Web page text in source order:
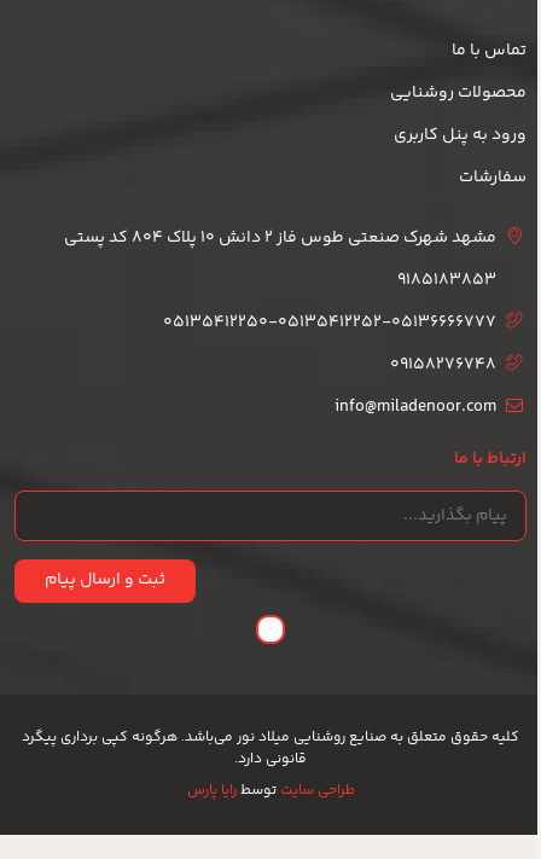
تماس با ما
محصولات روشنایی
ورود به پنل کاربری
سفارشات
مشهد شهرک صنعتی طوس فاز 2 دانش 10 پلاک 804 کد پستی
9185183853
05135412250-05135412252-05136666777
09158276748
info@miladenoor.com
ارتباط با ما
ثبت و ارسال پیام
کلیه حقوق متعلق به صنایع روشنایی میلاد نور می‌باشد. هرگونه کپی برداری پیگرد
قانونی دارد.
طراحی سایت توسط رایا پارس